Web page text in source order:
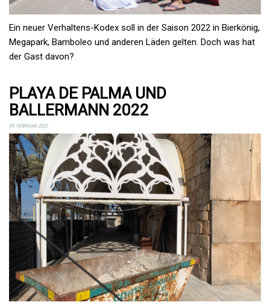
Ein neuer Verhaltens-Kodex soll in der Saison 2022 in Bierkönig,
Megapark, Bamboleo und anderen Läden gelten. Doch was hat
der Gast davon?
PLAYA DE PALMA UND
BALLERMANN 2022
09. FEBRUAR 2022